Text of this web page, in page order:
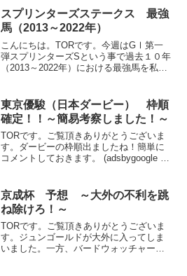
スプリンターズステークス 最強
馬（2013～2022年）
こんにちは。TORです。今週はGⅠ第一
弾スプリンターズSという事で過去１０年
（2013～2022年）における最強馬を私の
い。 (adsbygoogle = window....
東京優駿（日本ダービー） 枠順
確定！！～簡易考察しました！～
TORです。ご覧頂きありがとうございま
す。ダービーの枠順出ましたね！簡単に
コメントしておきます。 (adsbygoogle =
京成杯 予想 ～大外の不利を跳
ね除けろ！～
TORです。ご覧頂きありがとうございま
す。ジュンゴールドが大外に入ってしま
いました。一方、バードウォッチャー、